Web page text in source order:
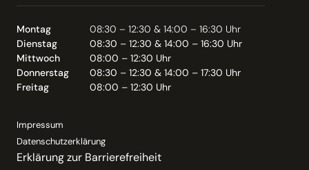
Montag
08:30 – 12:30 & 14:00 – 16:30 Uhr
Dienstag
08:30 – 12:30 & 14:00 – 16:30 Uhr
Mittwoch
08:00 – 12:30 Uhr
Donnerstag
08:30 – 12:30 & 14:00 – 17:30 Uhr
Freitag
08:00 – 12:30 Uhr
Impressum
Datenschutzerklärung
Erklärung zur Barrierefreiheit